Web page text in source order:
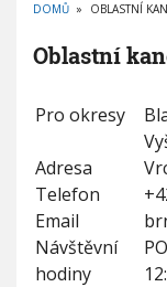
d
t
O
B
K
O
N
A
V
G
A
C
E
DOMŮ » OBLASTNÍ
Oblastní
Pro okresy
Adresa
Telefon
Email
Návštěvní
hodiny